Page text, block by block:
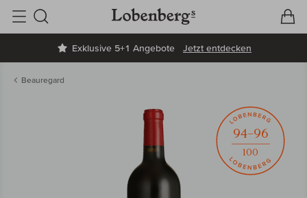
Exklusive 5+1 Angebote Jetzt entdecken
Suche
Beauregard
94–96
100